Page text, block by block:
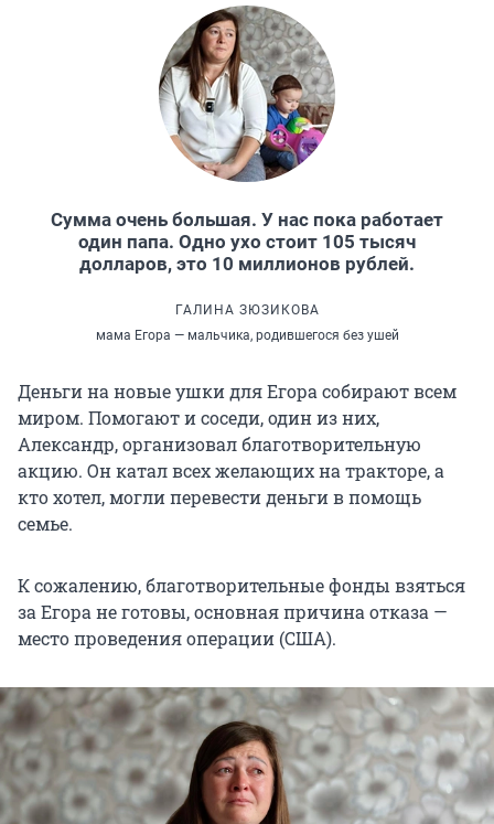
Сумма очень большая. У нас пока работает
один папа. Одно ухо стоит 105 тысяч
долларов, это 10 миллионов рублей.
ГАЛИНА ЗЮЗИКОВА
мама Егора — мальчика, родившегося без ушей
Деньги на новые ушки для Егора собирают всем
миром. Помогают и соседи, один из них,
Александр, организовал благотворительную
акцию. Он катал всех желающих на тракторе, а
кто хотел, могли перевести деньги в помощь
семье.
К сожалению, благотворительные фонды взяться
за Егора не готовы, основная причина отказа —
место проведения операции (США).